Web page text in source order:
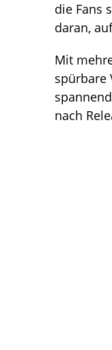
die Fans
daran,
Mit
spürbare
nach